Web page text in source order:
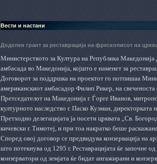
Вести и настани
Доделен грант за реставрација на фрескописот на
Министерството за Култура на Република
амбасада во Македонија, којшто е наменет за
Договорот за поддршка на проектот го потпишаа
американскиот амбасадор Филип Рикер, на
Претседателот на Македонија г. Ѓорге Иванов,
културното наследство г. Паско Кузман,
Претходно делегацијата ја посети црквата „Св.
кичевски г. Тимотеј, и при тоа накратко беше
Според овој договор се предвидува конзервација на
што потекнува од 1295 г. Реставрацијата ќе започне
конзерватори од земјата ќе бидат ангажирани и